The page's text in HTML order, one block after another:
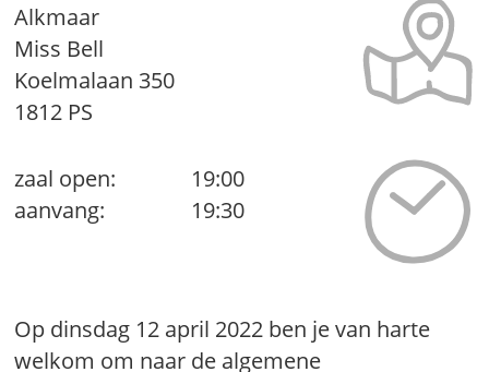
Alkmaar
Miss Bell
Koelmalaan 350
1812 PS
zaal open:
19:00
aanvang:
19:30
Op dinsdag 12 april 2022 ben je van harte
welkom om naar de algemene